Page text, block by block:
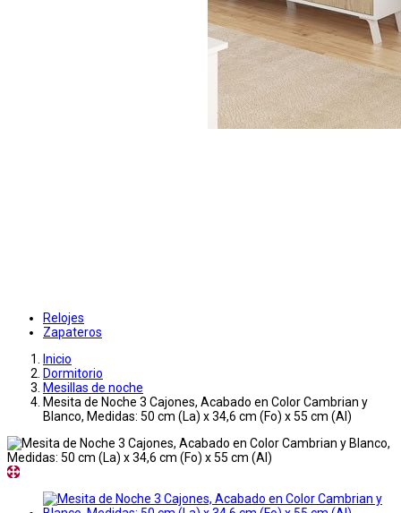
Relojes
Zapateros
Inicio
Dormitorio
Mesillas de noche
Mesita de Noche 3 Cajones, Acabado en Color Cambrian y
Blanco, Medidas: 50 cm (La) x 34,6 cm (Fo) x 55 cm (Al)